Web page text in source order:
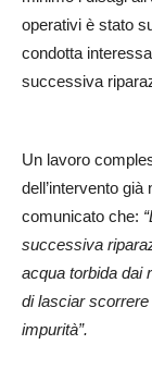
operativi è stato
condotta
successiva
Un lavoro
dell’intervento
comunicato che:
successiva
acqua torbida dai
di lasciar scorrere
impurità”.